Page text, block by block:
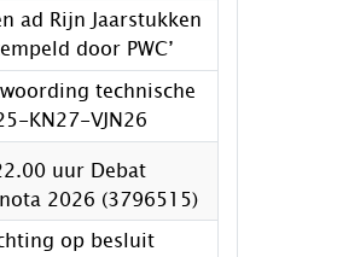
ad Rijn Jaarstukken
door PWC’
technische
KN27-VJN26
uur Debat
2026 (3796515)
op besluit